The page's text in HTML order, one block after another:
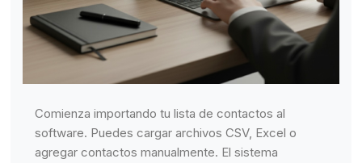
Comienza importando tu lista de contactos al
software. Puedes cargar archivos CSV, Excel o
agregar contactos manualmente. El sistema